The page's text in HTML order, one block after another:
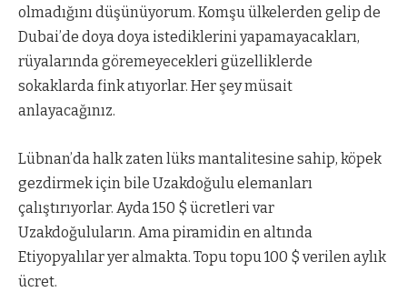
olmadığını düşünüyorum. Komşu ülkelerden gelip de
Dubai’de doya doya istediklerini yapamayacakları,
rüyalarında göremeyecekleri güzelliklerde
sokaklarda fink atıyorlar. Her şey müsait
anlayacağınız.
Lübnan’da halk zaten lüks mantalitesine sahip, köpek
gezdirmek için bile Uzakdoğulu elemanları
çalıştırıyorlar. Ayda 150 $ ücretleri var
Uzakdoğuluların. Ama piramidin en altında
Etiyopyalılar yer almakta. Topu topu 100 $ verilen aylık
ücret.